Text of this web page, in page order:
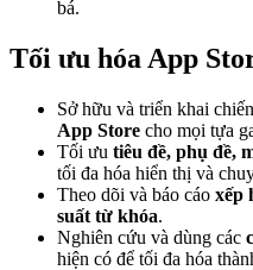
bá.
Tối ưu hóa App
Sở hữu và triển khai
App Store cho mọi tựa
Tối ưu tiêu đề, phụ đề,
tối đa hóa hiển thị và
Theo dõi và báo cáo xếp
suất từ khóa.
Nghiên cứu và dùng các
hiện có để tối đa hóa